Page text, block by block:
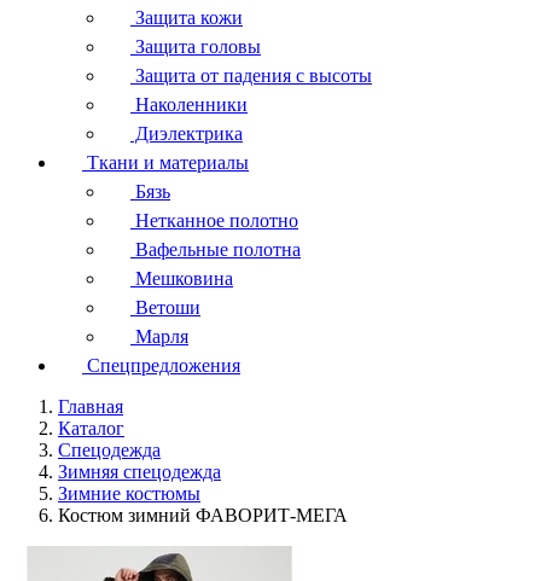
Защита кожи
Защита головы
Защита от падения с высоты
Наколенники
Диэлектрика
Ткани и материалы
Бязь
Нетканное полотно
Вафельные полотна
Мешковина
Ветоши
Марля
Спецпредложения
Главная
Каталог
Спецодежда
Зимняя спецодежда
Зимние костюмы
Костюм зимний ФАВОРИТ-МЕГА